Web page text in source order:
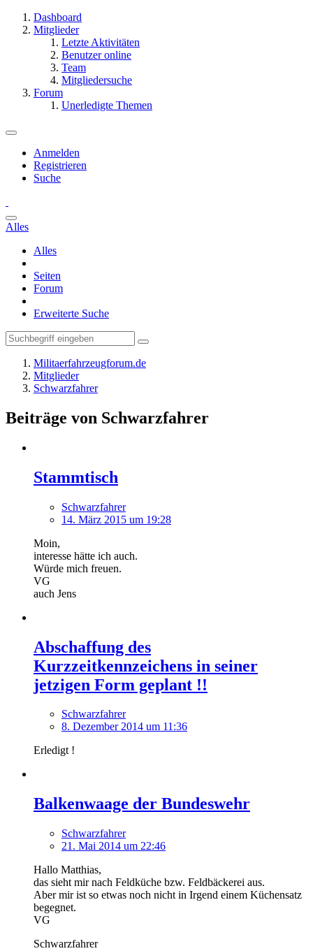
Dashboard
Mitglieder
Letzte Aktivitäten
Benutzer online
Team
Mitgliedersuche
Forum
Unerledigte Themen
Anmelden
Registrieren
Suche
Alles
Alles
Seiten
Forum
Erweiterte Suche
Militaerfahrzeugforum.de
Mitglieder
Schwarzfahrer
Beiträge von Schwarzfahrer
Stammtisch
Schwarzfahrer
14. März 2015 um 19:28
Moin,
interesse hätte ich auch.
Würde mich freuen.
VG
auch Jens
Abschaffung des
Kurzzeitkennzeichens in seiner
jetzigen Form geplant !!
Schwarzfahrer
8. Dezember 2014 um 11:36
Erledigt !
Balkenwaage der Bundeswehr
Schwarzfahrer
21. Mai 2014 um 22:46
Hallo Matthias,
das sieht mir nach Feldküche bzw. Feldbäckerei aus.
Aber mir ist so etwas noch nicht in Irgend einem Küchensatz
begegnet.
VG
Schwarzfahrer